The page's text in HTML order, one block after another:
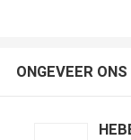
ONGEVEER ONS